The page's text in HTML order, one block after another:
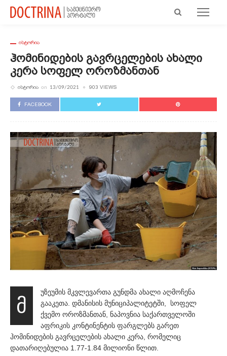
ᲘᲡᲢᲝᲠᲘᲐ
Ჰომინიდების Გავრცელების Ახალი
Კერა Სოფელ Ოროზმანთან
ᲘᲡᲢᲝᲠᲘᲐ on 13/09/2021 903 VIEWS
FACEBOOK
მ
უზეუმის მკვლევართა გუნდმა ახალი აღმოჩენა
გააკეთა. დმანისის მუნიციპალიტეტში, სოფელ
ქვემო ოროზმანთან, ნაპოვნია საქართველოში
აფრიკის კონტინენტის ფარგლებს გარეთ
ჰომინიდების გავრცელების ახალი კერა, რომელიც
დათარიღებულია 1.77-1.84 მილიონი წლით.